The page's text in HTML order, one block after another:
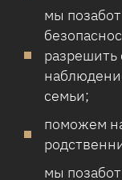
мы
разрешить
семьи;
поможем
мы